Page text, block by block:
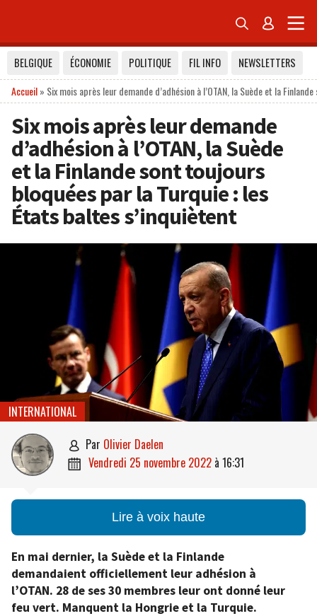
 
BELGIQUE ÉCONOMIE POLITIQUE FIL INFO
NEWSLETTERS
Accueil» Six mois après leur demande d’adhésion à l’OTAN, la Suède et la
Six mois après leur demande
d’adhésion à l’OTAN, la Suède
et la Finlande sont toujours
bloquées par la Turquie : les
États baltes s’inquiètent
INTERNATIONAL
 par Olivier Daelen
 vendredi 25 novembre 2022 à 16:31
Lire à voix haute
En mai dernier, la Suède et la Finlande
demandaient officiellement leur adhésion à
l’OTAN. 28 de ses 30 membres leur ont donné leur
feu vert. Manquent la Hongrie et la Turquie.